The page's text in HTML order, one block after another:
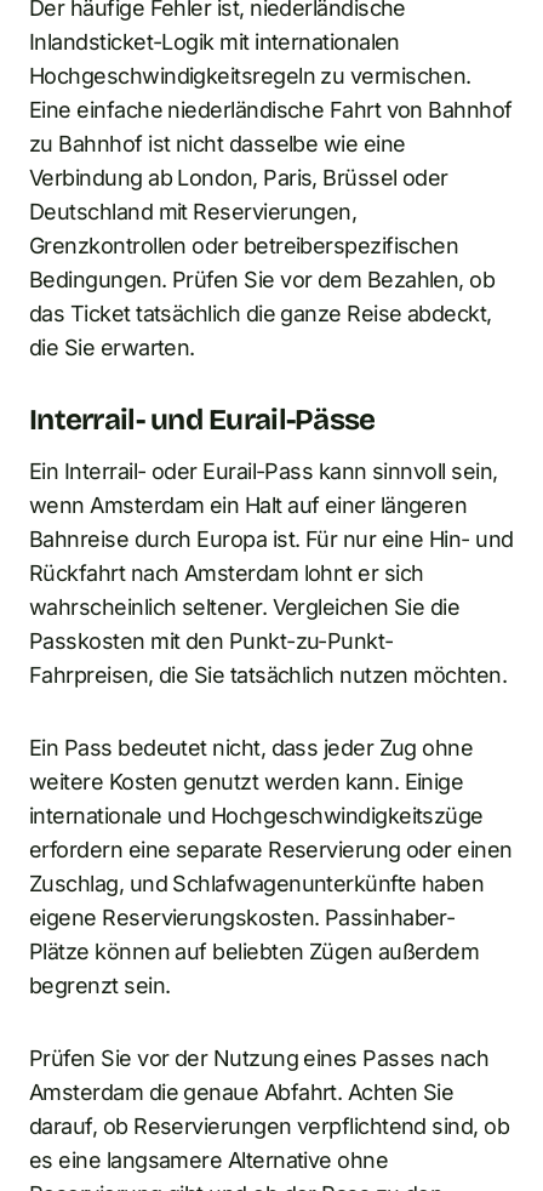
Der häufige Fehler ist, niederländische
Inlandsticket-Logik mit internationalen
Hochgeschwindigkeitsregeln zu vermischen.
Eine einfache niederländische Fahrt von Bahnhof
zu Bahnhof ist nicht dasselbe wie eine
Verbindung ab London, Paris, Brüssel oder
Deutschland mit Reservierungen,
Grenzkontrollen oder betreiberspezifischen
Bedingungen. Prüfen Sie vor dem Bezahlen, ob
das Ticket tatsächlich die ganze Reise abdeckt,
die Sie erwarten.
Interrail- und Eurail-Pässe
Ein Interrail- oder Eurail-Pass kann sinnvoll sein,
wenn Amsterdam ein Halt auf einer längeren
Bahnreise durch Europa ist. Für nur eine Hin- und
Rückfahrt nach Amsterdam lohnt er sich
wahrscheinlich seltener. Vergleichen Sie die
Passkosten mit den Punkt-zu-Punkt-
Fahrpreisen, die Sie tatsächlich nutzen möchten.
Ein Pass bedeutet nicht, dass jeder Zug ohne
weitere Kosten genutzt werden kann. Einige
internationale und Hochgeschwindigkeitszüge
erfordern eine separate Reservierung oder einen
Zuschlag, und Schlafwagenunterkünfte haben
eigene Reservierungskosten. Passinhaber-
Plätze können auf beliebten Zügen außerdem
begrenzt sein.
Prüfen Sie vor der Nutzung eines Passes nach
Amsterdam die genaue Abfahrt. Achten Sie
darauf, ob Reservierungen verpflichtend sind, ob
es eine langsamere Alternative ohne